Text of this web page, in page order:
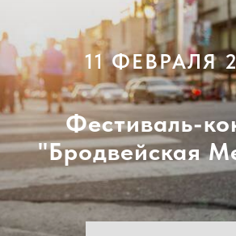
11 ФЕВРАЛЯ
Фестиваль-
"Бродвейская